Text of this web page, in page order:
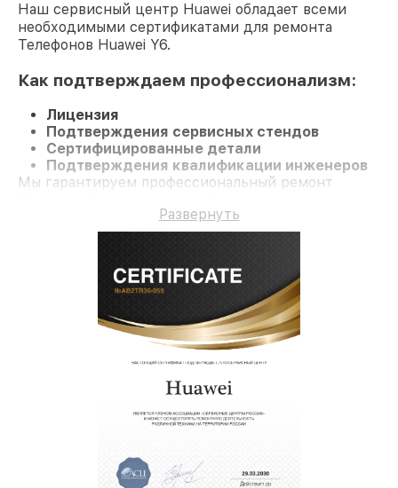
Наш сервисный центр Huawei обладает всеми
необходимыми сертификатами для ремонта
Телефонов Huawei Y6.
Как подтверждаем профессионализм:
Лицензия
Подтверждения сервисных стендов
Сертифицированные детали
Подтверждения квалификации инженеров
Мы гарантируем профессиональный ремонт
Развернуть